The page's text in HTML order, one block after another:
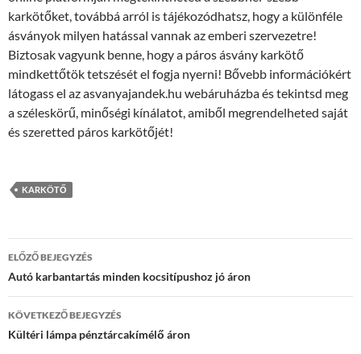
karkötőket, továbbá arról is tájékozódhatsz, hogy a különféle
ásványok milyen hatással vannak az emberi szervezetre!
Biztosak vagyunk benne, hogy a páros ásvány karkötő
mindkettőtök tetszését el fogja nyerni! Bővebb információkért
látogass el az asvanyajandek.hu webáruházba és tekintsd meg
a széleskörű, minőségi kínálatot, amiből megrendelheted saját
és szeretted páros karkötőjét!
KARKÖTŐ
Bejegyzések
navigációja
ELŐZŐ BEJEGYZÉS
Autó karbantartás minden kocsitípushoz jó áron
KÖVETKEZŐ BEJEGYZÉS
Kültéri lámpa pénztárcakímélő áron